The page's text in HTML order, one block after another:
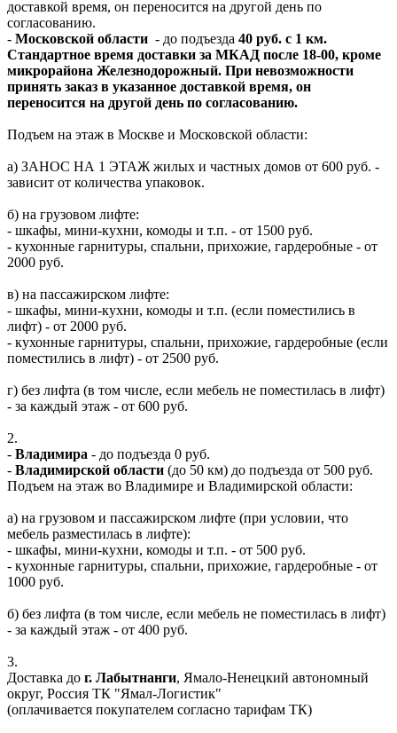
доставкой время, он переносится на другой день по
согласованию.
- Московской области - до подъезда 40 руб. с 1 км.
Стандартное время доставки за МКАД после 18-00, кроме
микрорайона Железнодорожный. При невозможности
принять заказ в указанное доставкой время, он
переносится на другой день по согласованию.
Подъем на этаж в Москве и Московской области:
а) ЗАНОС НА 1 ЭТАЖ жилых и частных домов от 600 руб. -
зависит от количества упаковок.
б) на грузовом лифте:
- шкафы, мини-кухни, комоды и т.п. - от 1500 руб.
- кухонные гарнитуры, спальни, прихожие, гардеробные - от
2000 руб.
в) на пассажирском лифте:
- шкафы, мини-кухни, комоды и т.п. (если поместились в
лифт) - от 2000 руб.
- кухонные гарнитуры, спальни, прихожие, гардеробные (если
поместились в лифт) - от 2500 руб.
г) без лифта (в том числе, если мебель не поместилась в лифт)
- за каждый этаж - от 600 руб.
2.
- Владимира - до подъезда 0 руб.
- Владимирской области (до 50 км) до подъезда от 500 руб.
Подъем на этаж во Владимире и Владимирской области:
а) на грузовом и пассажирском лифте (при условии, что
мебель разместилась в лифте):
- шкафы, мини-кухни, комоды и т.п. - от 500 руб.
- кухонные гарнитуры, спальни, прихожие, гардеробные - от
1000 руб.
б) без лифта (в том числе, если мебель не поместилась в лифт)
- за каждый этаж - от 400 руб.
3.
Доставка до г. Лабытнанги, Ямало-Ненецкий автономный
округ, Россия ТК "Ямал-Логистик"
(оплачивается покупателем согласно тарифам ТК)